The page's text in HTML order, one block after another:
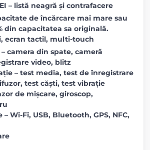
– listă neagră și contrafacere
de încărcare mai mare sau
din capacitatea sa originală.
ecran tactil, multi-touch
camera din spate, cameră
video, blitz
– test media, test de înregistrare
test căști, test vibrație
de mișcare, giroscop,
Wi-Fi, USB, Bluetooth, GPS, NFC,